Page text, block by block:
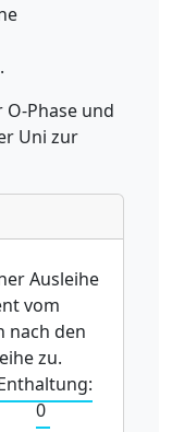
Phase und
Uni zur
Ausleihe
vom
nach den
zu.
0